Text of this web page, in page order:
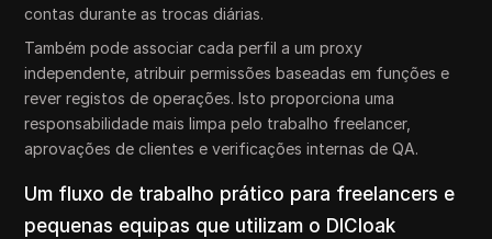
contas durante as trocas diárias.
Também pode associar cada perfil a um proxy
independente, atribuir permissões baseadas em funções e
rever registos de operações. Isto proporciona uma
responsabilidade mais limpa pelo trabalho freelancer,
aprovações de clientes e verificações internas de QA.
Um fluxo de trabalho prático para freelancers e
pequenas equipas que utilizam o DICloak